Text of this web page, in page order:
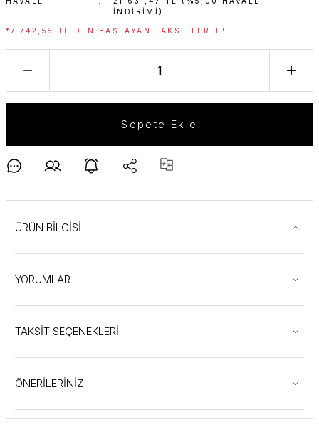
INDIRIMI)
*7.742,55 TL DEN BAŞLAYAN TAKSITLERLE!
Sepete Ekle
ÜRÜN BİLGİSİ
YORUMLAR
TAKSİT SEÇENEKLERİ
ÖNERİLERİNİZ